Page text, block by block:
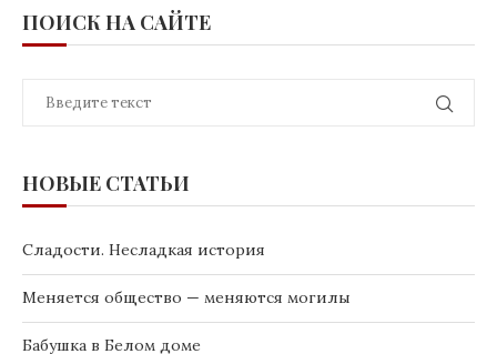
ПОИСК НА САЙТЕ
НОВЫЕ СТАТЬИ
Сладости. Несладкая история
Меняется общество — меняются могилы
Бабушка в Белом доме